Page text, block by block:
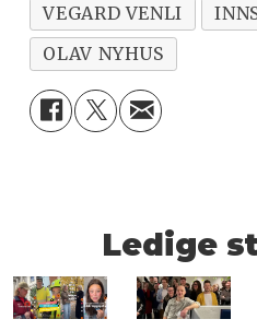
VEGARD VENLI
OLAV NYHUS
Ledige